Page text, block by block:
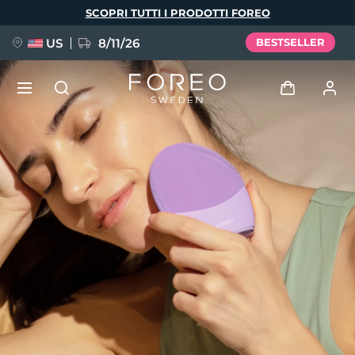
SCOPRI TUTTI I PRODOTTI FOREO
US 8/11/26 BESTSELLER
Profilo utente
I miei dispositivi
I miei ordini
I miei indirizzi
I miei abbonamenti
NUOVO
FAQ™ Pure Beauty-Tech Elixir
BREAKING NEWS
issa™ Teeth Whitening Set
Lingua
English Deutsch
Español
Français
Italiano
Português
Svenska
Русский
Türkçe
简体中文 繁體中文